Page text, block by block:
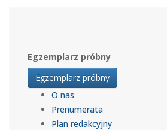
Egzemplarz próbny
Egzemplarz próbny
O nas
Prenumerata
Plan redakcyjny